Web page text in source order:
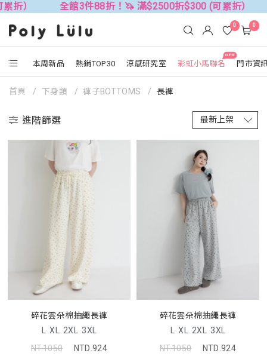
全館3件88折！🦄 滿$2500折$300 (可累折） 全館3件
本周新品 熱銷TOP30 涼感研究室
NEW
彩虹小馬聯名 門市資
0 0
首頁 下身類 褲子BOTTOMS 長褲
進階篩選
碎花雲朵棉抽繩長褲
L XL 2XL 3XL
NT.1050
NTD.924
碎花雲朵棉抽繩長褲
L XL 2XL 3XL
NT.1050
NTD.924